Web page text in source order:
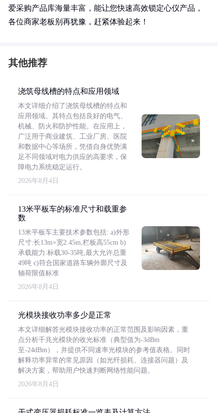
爱采购产品库海量丰富，能让您快速高效锁定心仪产品，
各位商家老板别再犹豫，赶紧体验起来！
其他推荐
浇筑母线槽的特点和应用领域
本文详细介绍了浇筑母线槽的特点和
应用领域。其特点包括良好的电气、
机械、防火和防护性能。在应用上，
广泛用于商业建筑、工业厂房、医院
和数据中心等场所，凭借自身优势满
足不同领域对电力供应的高要求，保
障电力系统稳定运行。
2026年8月4日
13米平板车的标准尺寸和载重参
数
13米平板车主要技术参数包括: a)外形
尺寸:长13m×宽2.45m,栏板高55cm b)
承载能力:标载30-35吨,最大允许总重
49吨 c)符合国家道路车辆外廓尺寸及
轴荷限值标准
2026年8月4日
光模块接收功率多少是正常
本文详细解答光模块接收功率的正常范围及影响因素，重
点分析千兆光模块的收光标准（典型值为-3dBm
至-24dBm），并提供不同速率光模块的参考值表格。同时
解释功率异常的常见原因（如光纤损耗、连接器问题）及
解决方案，帮助用户快速判断网络性能问题。
2026年8月4日